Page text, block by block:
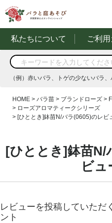
私たちについて ご利
商品を検索
する
（例）赤いバラ、トゲの少
（例）赤いバラ、トゲの少ないバラ
HOME バラ苗 ブランドローズ
ローズアロマティークシリーズ
[ひととき]鉢苗N/バラ(0605)のレビ
[ひととき]鉢苗N/
ビュ
レビューを投稿していただ
ント